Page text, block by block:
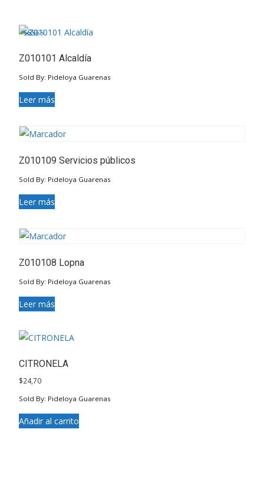
Z010101 Alcaldía
de 5
Sold By: Pideloya Guarenas
Leer más
Z010109 Servicios públicos
Sold By: Pideloya Guarenas
Leer más
Z010108 Lopna
Sold By: Pideloya Guarenas
Leer más
CITRONELA
$24,70
Sold By: Pideloya Guarenas
Añadir al carrito